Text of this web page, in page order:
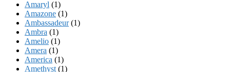
Amaryl (1)
Amazone (1)
Ambassadeur(1)
Ambra (1)
Amelio (1)
Amera (1)
America (1)
Amethyst (1)